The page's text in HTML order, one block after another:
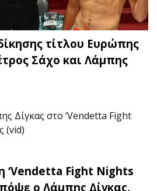
τίτλου Ευρώπης
Σάχο και Λάμπης
Δίγκας στο ‘Vendetta Fight
(vid)
‘Vendetta Fight Nights
ο Λάμπης Δίγκας.